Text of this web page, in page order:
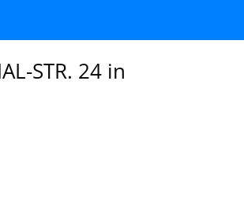
STR. 24 in